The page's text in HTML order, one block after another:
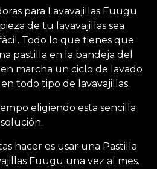
para Lavavajillas Fuugu
de tu lavavajillas sea
Todo lo que tienes que
pastilla en la bandeja del
marcha un ciclo de lavado
todo tipo de lavavajillas.
eligiendo esta sencilla
solución.
hacer es usar una Pastilla
Fuugu una vez al mes.